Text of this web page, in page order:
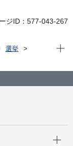
ジID：577-043-267
選挙
院、入所して
現在